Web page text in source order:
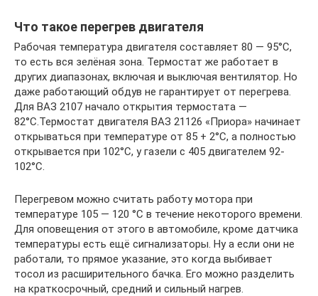
Что такое перегрев двигателя
Рабочая температура двигателя составляет 80 — 95°С,
то есть вся зелёная зона. Термостат же работает в
других диапазонах, включая и выключая вентилятор. Но
даже работающий обдув не гарантирует от перегрева.
Для ВАЗ 2107 начало открытия термостата —
82°С.Термостат двигателя ВАЗ 21126 «Приора» начинает
открываться при температуре от 85 + 2°С, а полностью
открывается при 102°С, у газели с 405 двигателем 92-
102°С.
Перегревом можно считать работу мотора при
температуре 105 — 120 °С в течение некоторого времени.
Для оповещения от этого в автомобиле, кроме датчика
температуры есть ещё сигнализаторы. Ну а если они не
работали, то прямое указание, это когда выбивает
тосол из расширительного бачка. Его можно разделить
на краткосрочный, средний и сильный нагрев.